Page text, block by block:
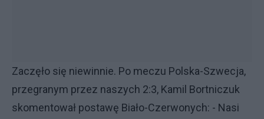
Zaczęło się niewinnie. Po meczu Polska-Szwecja,
przegranym przez naszych 2:3, Kamil Bortniczuk
skomentował postawę Biało-Czerwonych: - Nasi